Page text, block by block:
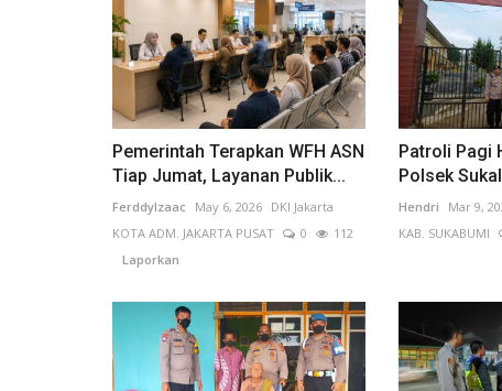
Pemerintah Terapkan WFH ASN
Tiap Jumat, Layanan Publik...
FerddyIzaac May 6, 2026 DKI Jakarta
KOTA ADM. JAKARTA PUSAT
0
112
Laporkan
Patroli Pagi
Polsek
Hendri Mar 9,
KAB. SUKABUMI
Ideologi
Bhabinkamtibmas dan Babinsa
Pasir halang Kompak Ajarkan...